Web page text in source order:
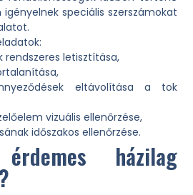
igényelnek speciális szerszámokat
rendszeres letisztítása,
eltávolítása a tok
vizuális ellenőrzése,
időszakos ellenőrzése.
házilag